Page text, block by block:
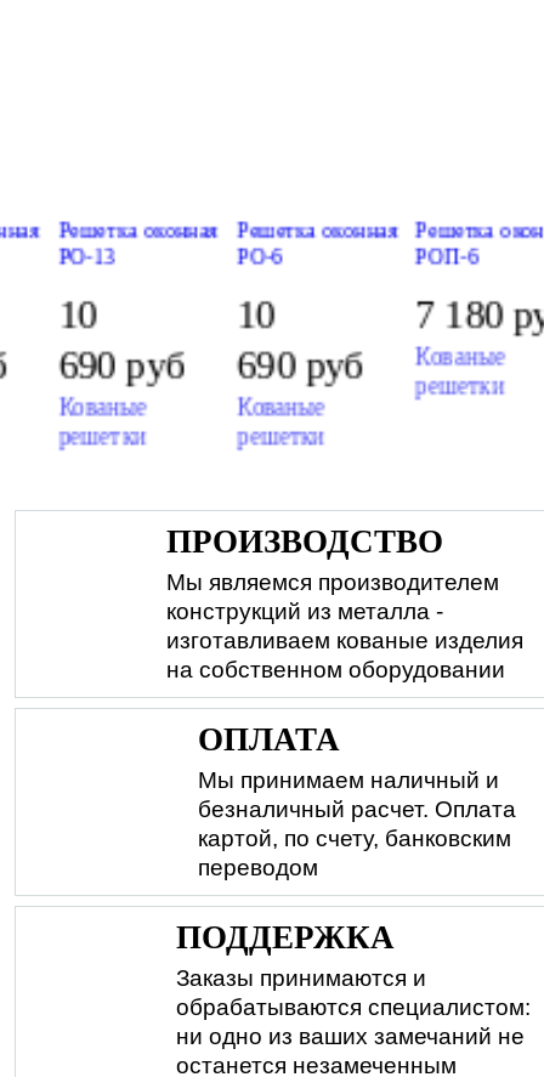
Решетка оконная
РО-13
10
690руб
Кованые
решетки
Решетка оконная
РО-6
10
690 руб
Кованые
решетки
Решетка
РОП-6
7 180
Кованые
решетки
ПРОИЗВОДСТВО
Мы являемся производителем
конструкций из металла -
изготавливаем кованые изделия
на собственном оборудовании
ОПЛАТА
Мы принимаем наличный и
безналичный расчет. Оплата
картой, по счету, банковским
переводом
ПОДДЕРЖКА
Заказы принимаются и
обрабатываются специалистом:
ни одно из ваших замечаний не
останется незамеченным